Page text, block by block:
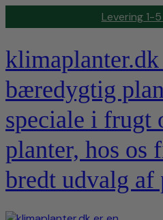
Levering 1-
klimaplanter.dk
bæredygtig
speciale i frugt
planter, hos os
bredt udvalg af